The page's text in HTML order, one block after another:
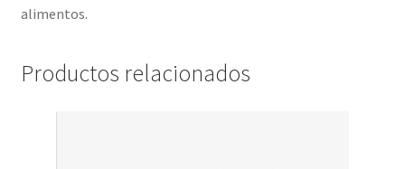
alimentos.
Productos relacionados